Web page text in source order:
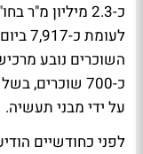
כ-700
על ידי מבני תעשיה.